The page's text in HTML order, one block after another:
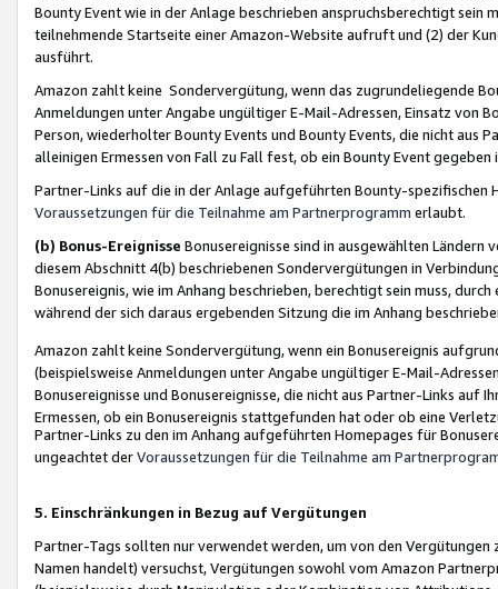
Bounty Event wie in der Anlage beschrieben anspruchsberechtigt sein
teilnehmende Startseite einer Amazon-Website aufruft und (2) der
ausführt.
Amazon zahlt keine Sondervergütung, wenn das zugrundeliegende
Anmeldungen unter Angabe ungültiger E-Mail-Adressen, Einsatz von
Person, wiederholter Bounty Events und Bounty Events, die nicht
alleinigen Ermessen von Fall zu Fall fest, ob ein Bounty Event
Partner-Links auf die in der Anlage aufgeführten Bounty-spezifischen
Voraussetzungen für die Teilnahme am Partnerprogramm erlaubt.
(b) Bonus-Ereignisse Bonusereignisse sind in ausgewählten Ländern
diesem Abschnitt 4(b) beschriebenen Sondervergütungen in
Bonusereignis, wie im Anhang beschrieben, berechtigt sein muss,
während der sich daraus ergebenden Sitzung die im Anhang
Amazon zahlt keine Sondervergütung, wenn ein Bonusereignis
(beispielsweise Anmeldungen unter Angabe ungültiger E-Mail-
Bonusereignisse und Bonusereignisse, die nicht aus Partner-Links auf
Ermessen, ob ein Bonusereignis stattgefunden hat oder ob eine
Partner-Links zu den im Anhang aufgeführten Homepages für
ungeachtet derVoraussetzungen für die Teilnahme am
5. Einschränkungen in Bezug auf Vergütungen
Partner-Tags sollten nur verwendet werden, um von den
Namen handelt) versuchst, Vergütungen sowohl vom Amazon